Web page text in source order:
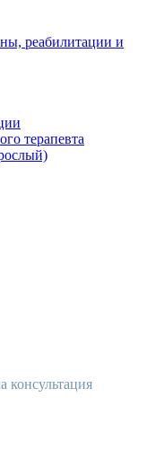
реабилитации и
терапевта
консультация